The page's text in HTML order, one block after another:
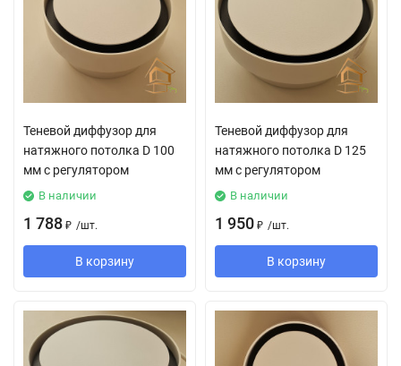
Теневой диффузор для
натяжного потолка D 100
мм с регулятором
В наличии
1 788 ₽ /шт.
В корзину
Теневой диффузор для
натяжного потолка D 125
мм с регулятором
В наличии
1 950 ₽ /шт.
В корзину